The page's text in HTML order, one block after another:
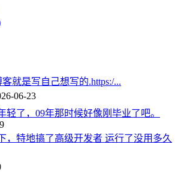
就是写自己想写的.https:/...
06-23
轻了，09年那时候好像刚毕业了吧。
，特地搞了高级开发者 运行了没用多久